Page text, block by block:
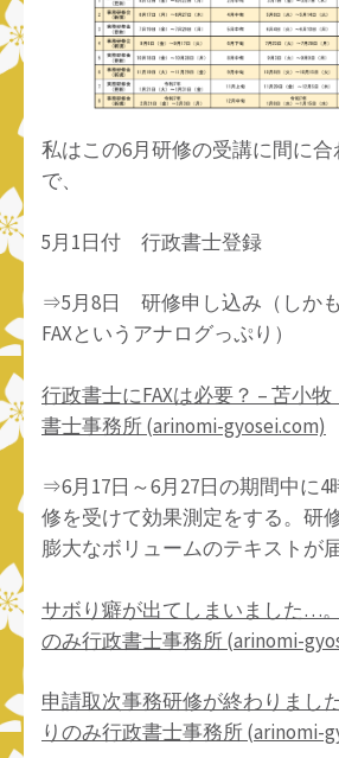
私はこの6月研修の受講に間に
で、
5月1日付 行政書士登録
⇒5月8日 研修申し込み（しか
FAXというアナログっぷり）
行政書士にFAXは必要？ – 苫小
書士事務所 (arinomi-gyosei.com)
⇒6月17日～6月27日の期間中に4
修を受けて効果測定をする。研
膨大なボリュームのテキストが届
サボり癖が出てしまいました…
のみ行政書士事務所 (arinomi-
申請取次事務研修が終わりまし
りのみ行政書士事務所 (arinomi-